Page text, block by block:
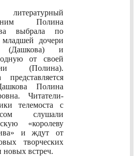
Полина
выбрала по
дочери
(Дашкова) и
от своей
(Полина).
представляется
Полина
Читатели-
телемоста с
слушали
«королеву
и ждут от
творческих
новых встреч.